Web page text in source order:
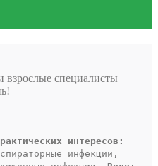
взрослые специалисты
интересов:
инфекции,